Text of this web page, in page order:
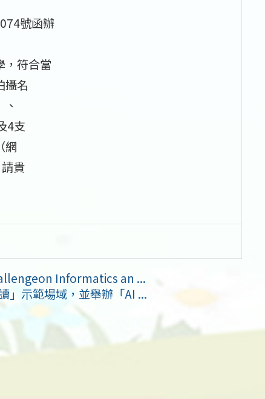
號函辦
，符合當
攝名
4支
網
貴
Informatics an ...
」示範場域，並舉辦「AI ...